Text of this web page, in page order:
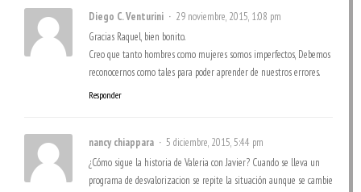
Diego C. Venturini
29 noviembre, 2015, 1:08 pm
Gracias Raquel, bien bonito.
Creo que tanto hombres como mujeres somos imperfectos, Debemos
reconocernos como tales para poder aprender de nuestros errores.
Responder
nancy chiappara
5 diciembre, 2015, 5:44 pm
¿Cómo sigue la historia de Valeria con Javier? Cuando se lleva un
programa de desvalorizacion se repite la situación aunque se cambie